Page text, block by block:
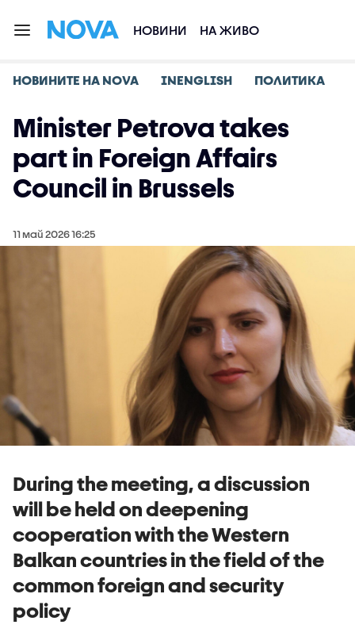
НОВИНИ НА ЖИВО
НОВИНИТЕ НА NOVA INENGLISH ПОЛИТИКА
Minister Petrova takes
part in Foreign Affairs
Council in Brussels
11 май 2026 16:25
During the meeting, a discussion
will be held on deepening
cooperation with the Western
Balkan countries in the field of the
common foreign and security
policy